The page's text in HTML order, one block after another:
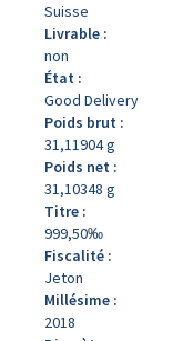
Suisse
Livrable :
non
État :
Good Delivery
Poids brut :
31,11904 g
Poids net :
31,10348 g
Titre :
999,50‰
Fiscalité :
Jeton
Millésime :
2018